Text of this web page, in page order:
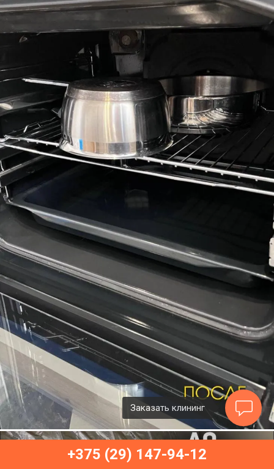
+375 (29) 147-94-12
Заказать клининг